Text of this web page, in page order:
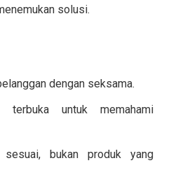
solusi.
dengan seksama.
terbuka untuk memahami
bukan produk yang